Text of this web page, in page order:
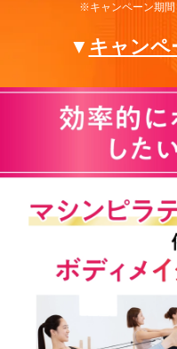
※キャンペーン期
▼ キャンペ